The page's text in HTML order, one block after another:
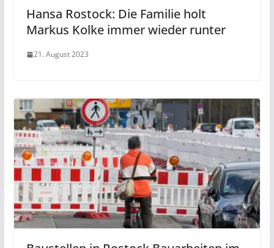
Hansa Rostock: Die Familie holt
Markus Kolke immer wieder runter
21. August 2023